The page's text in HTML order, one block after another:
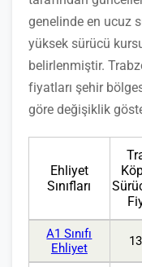
genelinde en ucuz
yüksek sürücü
belirlenmiştir.
fiyatları şehir
göre değişiklik
Ehliyet
Sınıfları
A1 Sınıfı
Ehliyet